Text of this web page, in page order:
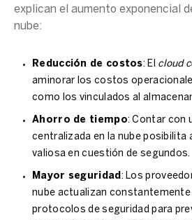
explican el aumento exponencial
nube:
Reducción de costos: El cloud
aminorar los costos
como los vinculados al
Ahorro de tiempo: Contar con
centralizada en la nube posibilita
valiosa en cuestión de segundos.
Mayor seguridad: Los
nube actualizan constantemente
protocolos de seguridad para